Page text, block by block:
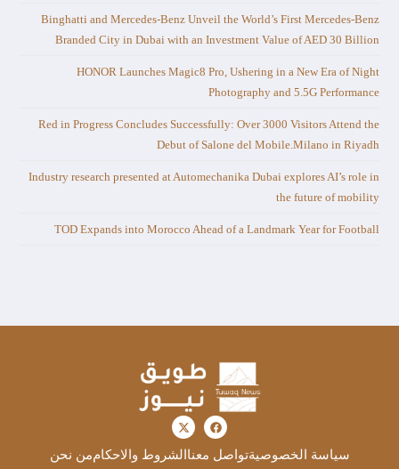
Binghatti and Mercedes-Benz Unveil the World’s First Mercedes-Benz
Branded City in Dubai with an Investment Value of AED 30 Billion
HONOR Launches Magic8 Pro, Ushering in a New Era of Night
Photography and 5.5G Performance
Red in Progress Concludes Successfully: Over 3000 Visitors Attend the
Debut of Salone del Mobile.Milano in Riyadh
Industry research presented at Automechanika Dubai explores AI’s role in
the future of mobility
TOD Expands into Morocco Ahead of a Landmark Year for Football
سياسة الخصوصيةتواصل معناالشروط والاحكاممن نحن